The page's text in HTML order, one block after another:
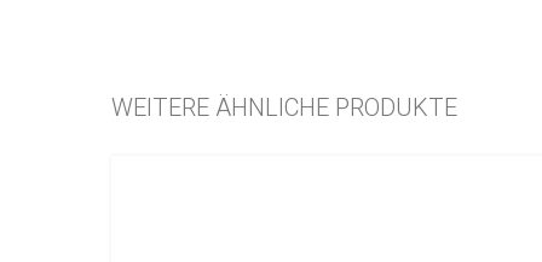
WEITERE ÄHNLICHE PRODUKTE